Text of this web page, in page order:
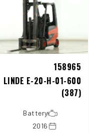
158965
LINDE E-20-H-01-600
(387)
Battery
2016